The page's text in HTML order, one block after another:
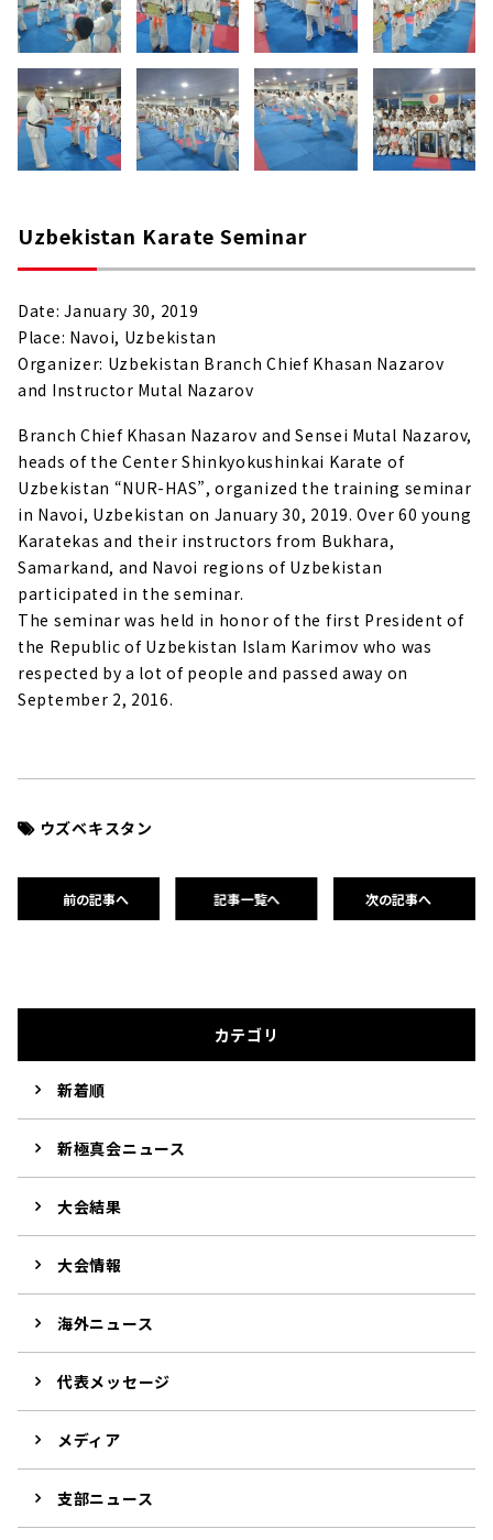
Uzbekistan Karate Seminar
Date: January 30, 2019
Place: Navoi, Uzbekistan
Organizer: Uzbekistan Branch Chief Khasan Nazarov
and Instructor Mutal Nazarov
Branch Chief Khasan Nazarov and Sensei Mutal Nazarov,
heads of the Center Shinkyokushinkai Karate of
Uzbekistan “NUR-HAS”, organized the training seminar
in Navoi, Uzbekistan on January 30, 2019. Over 60 young
Karatekas and their instructors from Bukhara,
Samarkand, and Navoi regions of Uzbekistan
participated in the seminar.
The seminar was held in honor of the first President of
the Republic of Uzbekistan Islam Karimov who was
respected by a lot of people and passed away on
September 2, 2016.
ウズベキスタン
前の記事へ 記事一覧へ 次の記事へ
カテゴリ
新着順
新極真会ニュース
大会結果
大会情報
海外ニュース
代表メッセージ
メディア
支部ニュース